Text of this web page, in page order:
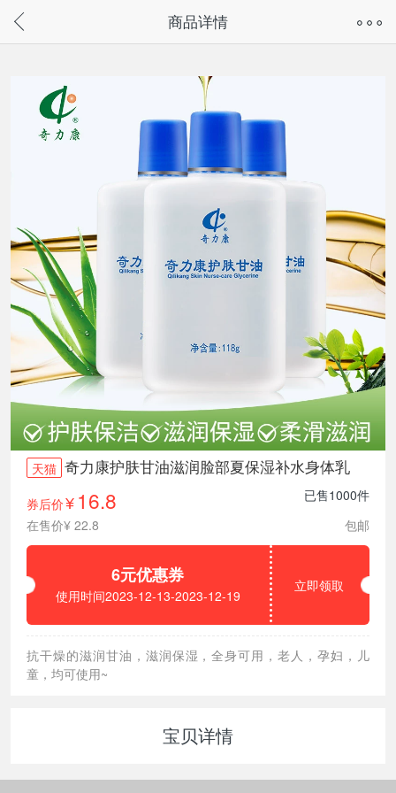
请通过微信或支付宝搜“奇兔客小程序”访问
商品详情
天猫 奇力康护肤甘油滋润脸部夏保湿补水身体乳
券后价¥ 16.8
已售1000件
在售价¥ 22.8
包邮
6元优惠券
使用时间2023-12-13-2023-12-19
立即领取
抗干燥的滋润甘油，滋润保湿，全身可用，老人，孕妇，儿
童，均可使用~
宝贝详情